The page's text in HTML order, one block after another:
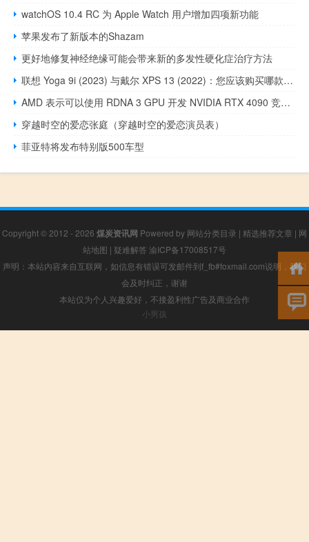
watchOS 10.4 RC 为 Apple Watch 用户增加四项新功能
苹果发布了新版本的Shazam
更好地修复神经绝缘可能会带来新的多发性硬化症治疗方法
联想 Yoga 9i (2023) 与戴尔 XPS 13 (2022)：您应该购买哪款笔记本电脑
AMD 表示可以使用 RDNA 3 GPU 开发 NVIDIA RTX 4090 竞争对手
穿越时空的爱恋张庭（穿越时空的爱恋演员表）
菲亚特将发布特别版500车型
Copyright © 2012 - 2026 煤炭资讯网 Powered by 网站分类目录 | 精选推荐文章 | 网
站地图 | 疑难解答 渝ICP备17008517号
声明：本站内容来自互联网，如信息有错误可发邮件到f_fb#foxmail.com说明，我们
会及时纠正，谢谢
本站仅为个人兴趣爱好，不接盈利性广告及商业合作
小男孩